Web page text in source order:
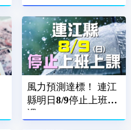
風力預測達標！ 連江
縣明日8/9停止上班上
課